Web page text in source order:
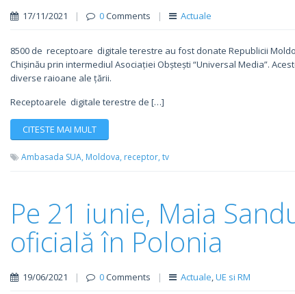
17/11/2021 | 0Comments | Actuale
8500 de receptoare digitale terestre au fost donate Republicii
Chișinău prin intermediul Asociației Obștești “Universal Media”.
diverse raioane ale țării.
Receptoarele digitale terestre de […]
CITESTE MAI MULT
Ambasada SUA, Moldova, receptor, tv
Pe 21 iunie, Maia
oficială în Polonia
19/06/2021 | 0Comments | Actuale,UE si RM